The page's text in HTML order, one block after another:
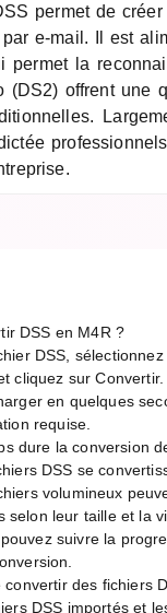
permet de
e-mail. Il est
permet la
(DS2) offrent une
DSS en M4R ?
DSS,
cliquez sur
en quelques
requise.
dure la conversion
DSS se
volumineux
selon leur taille et la
suivre la
convertir des fichiers
DSS importés et